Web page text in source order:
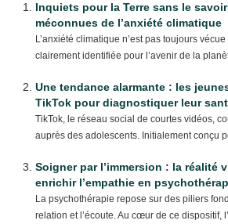
Inquiets pour la Terre sans le
méconnues de l’anxiété climatique
L’anxiété climatique n’est pas toujours
clairement identifiée pour l’avenir de la
Une tendance alarmante : les
TikTok pour diagnostiquer leur
TikTok, le réseau social de courtes vidéos,
auprès des adolescents. Initialement conçu
Soigner par l’immersion : la réalité
enrichir l’empathie en
La psychothérapie repose sur des piliers
relation et l’écoute. Au cœur de ce dispositif,